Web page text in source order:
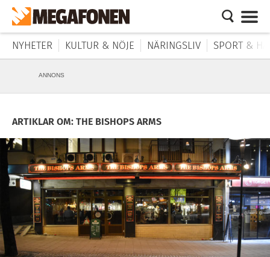
NYHETER KULTUR & NÖJE NÄRINGSLIV SPORT &
ANNONS
ARTIKLAR OM: THE BISHOPS ARMS